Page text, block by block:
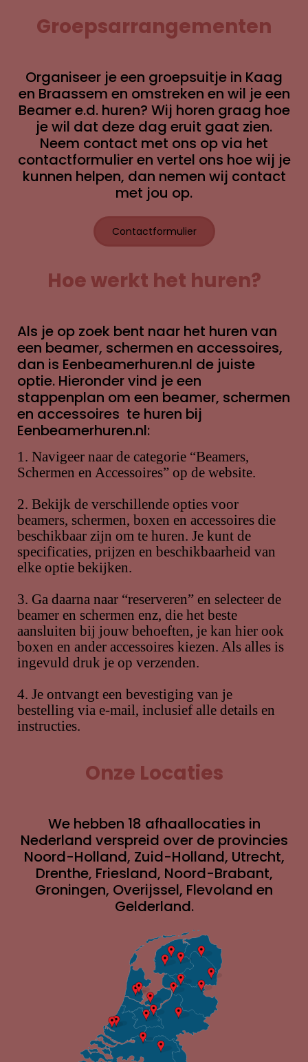
Groepsarrangementen
Organiseer je een groepsuitje in Kaag
en Braassem en omstreken en wil je een
Beamer e.d. huren? Wij horen graag hoe
je wil dat deze dag eruit gaat zien.
Neem contact met ons op via het
contactformulier en vertel ons hoe wij je
kunnen helpen, dan nemen wij contact
met jou op.
Contactformulier
Hoe werkt het huren?
Als je op zoek bent naar het huren van
een beamer, schermen en accessoires,
dan is Eenbeamerhuren.nl de juiste
optie. Hieronder vind je een
stappenplan om een beamer, schermen
en accessoires te huren bij
Eenbeamerhuren.nl:
1. Navigeer naar de categorie “Beamers,
Schermen en Accessoires” op de website.
2. Bekijk de verschillende opties voor
beamers, schermen, boxen en accessoires die
beschikbaar zijn om te huren. Je kunt de
specificaties, prijzen en beschikbaarheid van
elke optie bekijken.
3. Ga daarna naar “reserveren” en selecteer de
beamer en schermen enz, die het beste
aansluiten bij jouw behoeften, je kan hier ook
boxen en ander accessoires kiezen. Als alles is
ingevuld druk je op verzenden.
4. Je ontvangt een bevestiging van je
bestelling via e-mail, inclusief alle details en
instructies.
Onze Locaties
We hebben 18 afhaallocaties in
Nederland verspreid over de provincies
Noord-Holland, Zuid-Holland, Utrecht,
Drenthe, Friesland, Noord-Brabant,
Groningen, Overijssel, Flevoland en
Gelderland.